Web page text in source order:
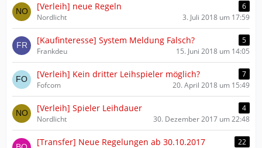
[Verleih] neue Regeln
6
Nordlicht
3. Juli 2018 um 17:59
[Kaufinteresse] System Meldung Falsch?
5
Frankdeu
15. Juni 2018 um 14:05
[Verleih] Kein dritter Leihspieler möglich?
7
Fofcom
20. April 2018 um 15:49
[Verleih] Spieler Leihdauer
4
Nordlicht
30. Dezember 2017 um 22:48
[Transfer] Neue Regelungen ab 30.10.2017
22